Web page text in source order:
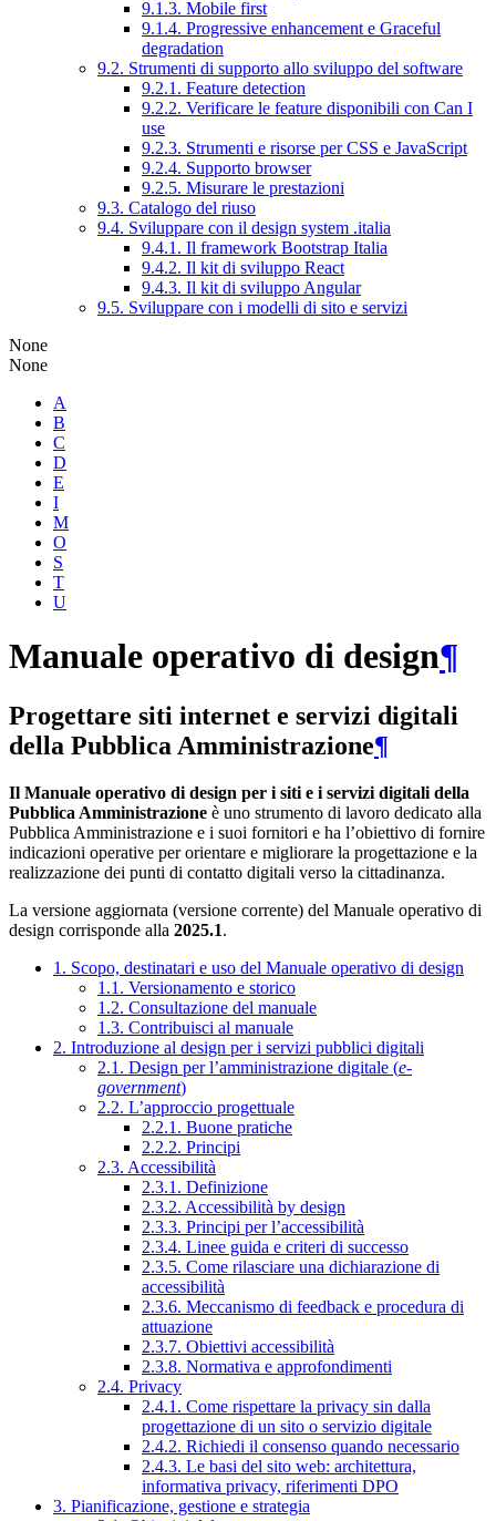
9.1.3. Mobile first
9.1.4. Progressive enhancement e Graceful
degradation
9.2. Strumenti di supporto allo sviluppo del software
9.2.1. Feature detection
9.2.2. Verificare le feature disponibili con Can I
use
9.2.3. Strumenti e risorse per CSS e JavaScript
9.2.4. Supporto browser
9.2.5. Misurare le prestazioni
9.3. Catalogo del riuso
9.4. Sviluppare con il design system .italia
9.4.1. Il framework Bootstrap Italia
9.4.2. Il kit di sviluppo React
9.4.3. Il kit di sviluppo Angular
9.5. Sviluppare con i modelli di sito e servizi
None
None
A
B
C
D
E
I
M
O
S
T
U
Manuale operativo di design¶
Progettare siti internet e servizi digitali
della Pubblica Amministrazione¶
Il Manuale operativo di design per i siti e i servizi digitali della
Pubblica Amministrazione è uno strumento di lavoro dedicato alla
Pubblica Amministrazione e i suoi fornitori e ha l’obiettivo di fornire
indicazioni operative per orientare e migliorare la progettazione e la
realizzazione dei punti di contatto digitali verso la cittadinanza.
La versione aggiornata (versione corrente) del Manuale operativo di
design corrisponde alla 2025.1.
1. Scopo, destinatari e uso del Manuale operativo di design
1.1. Versionamento e storico
1.2. Consultazione del manuale
1.3. Contribuisci al manuale
2. Introduzione al design per i servizi pubblici digitali
2.1. Design per l’amministrazione digitale (e-
government)
2.2. L’approccio progettuale
2.2.1. Buone pratiche
2.2.2. Principi
2.3. Accessibilità
2.3.1. Definizione
2.3.2. Accessibilità by design
2.3.3. Principi per l’accessibilità
2.3.4. Linee guida e criteri di successo
2.3.5. Come rilasciare una dichiarazione di
accessibilità
2.3.6. Meccanismo di feedback e procedura di
attuazione
2.3.7. Obiettivi accessibilità
2.3.8. Normativa e approfondimenti
2.4. Privacy
2.4.1. Come rispettare la privacy sin dalla
progettazione di un sito o servizio digitale
2.4.2. Richiedi il consenso quando necessario
2.4.3. Le basi del sito web: architettura,
informativa privacy, riferimenti DPO
3. Pianificazione, gestione e strategia